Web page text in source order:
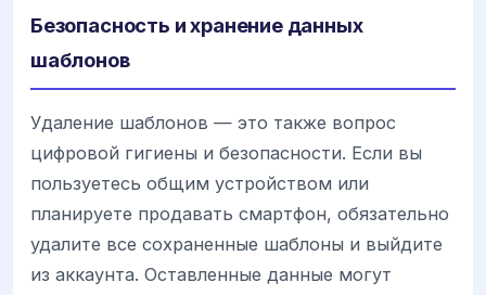
Безопасность и хранение данных
шаблонов
Удаление шаблонов — это также вопрос
цифровой гигиены и безопасности. Если вы
пользуетесь общим устройством или
планируете продавать смартфон, обязательно
удалите все сохраненные шаблоны и выйдите
из аккаунта. Оставленные данные могут